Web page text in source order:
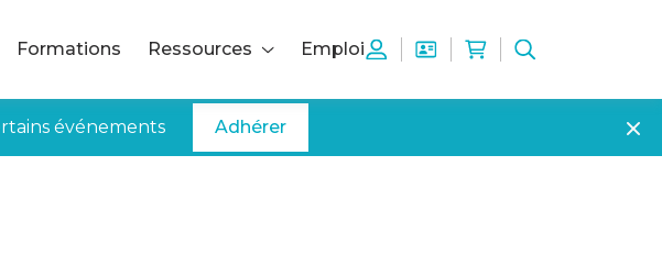
Formations Ressources Emploi
événements Adhérer